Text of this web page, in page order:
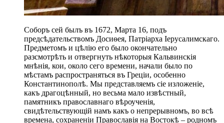
Соборъ сей былъ въ 1672, Марта 16, подъ
предсѣдательствомъ Досиѳея, Патріарха Іерусалимскаго.
Предметомъ и цѣлію его было окончательно
разсмотрѣть и отвергнуть нѣкоторыя Кальвинскія
мнѣнія, кои, около сего времени, начали было по
мѣстамъ распространяться въ Греціи, особенно
Константинополѣ. Мы представляемъ сіе изложеніе,
какъ драгоцѣнный, но весьма мало извѣстный,
памятникъ православнаго вѣроученія,
свидѣтельствующій намъ какъ о непрерывномъ, во всѣ
времена, сохраненіи Православія на Востокѣ – родномъ